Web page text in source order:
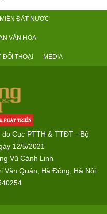
ĐẤT NƯỚC
VĂN HÓA
ĐỐI THOẠI MEDIA
Cục PTTH & TTĐT - Bộ
12/5/2021
Vũ Cảnh Linh
Văn Quán, Hà Đông, Hà Nội